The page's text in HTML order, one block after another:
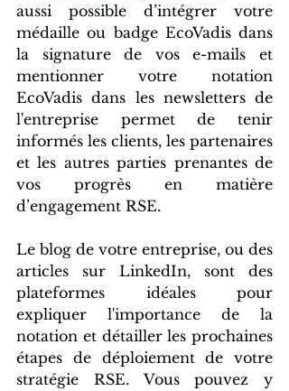
aussi possible d’intégrer votre
médaille ou badge EcoVadis dans
la signature de vos e-mails et
mentionner votre notation
EcoVadis dans les newsletters de
l'entreprise permet de tenir
informés les clients, les partenaires
et les autres parties prenantes de
vos progrès en matière
d’engagement RSE.
Le blog de votre entreprise, ou des
articles sur LinkedIn, sont des
plateformes idéales pour
expliquer l'importance de la
notation et détailler les prochaines
étapes de déploiement de votre
stratégie RSE. Vous pouvez y